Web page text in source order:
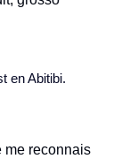
en Abitibi.
me reconnais